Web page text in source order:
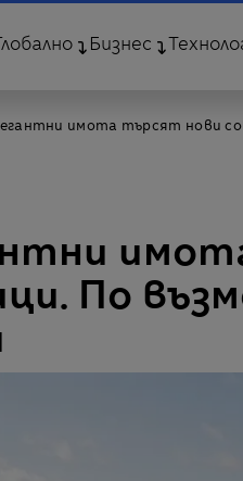
Бизнес
имота търсят нови
По